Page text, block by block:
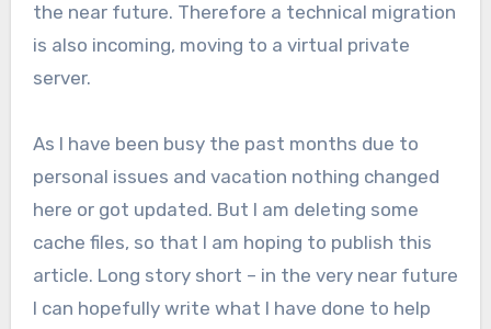
the near future. Therefore a technical migration
is also incoming, moving to a virtual private
server.
As I have been busy the past months due to
personal issues and vacation nothing changed
here or got updated. But I am deleting some
cache files, so that I am hoping to publish this
article. Long story short – in the very near future
I can hopefully write what I have done to help